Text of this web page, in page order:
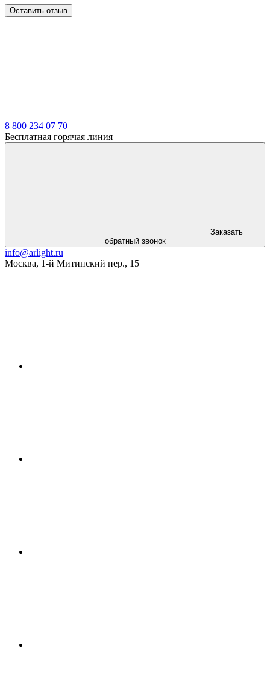
Оставить отзыв
8 800 234 07 70
Бесплатная горячая линия
Заказать
обратный звонок
info@arlight.ru
Москва, 1-й Митинский пер., 15